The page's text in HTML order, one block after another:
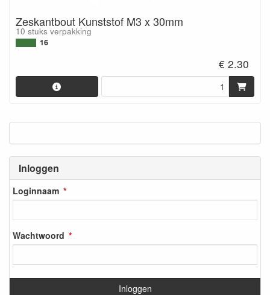
Inloggen
Loginnaam
Wachtwoord
Inloggen
Zeskantbout Kunststof M3 x 30mm
10 stuks verpakking
16
€ 2.30